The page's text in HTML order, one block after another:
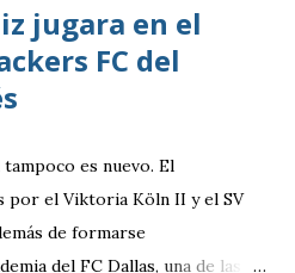
jugara en el
FC del
es nuevo. El
por el Viktoria Köln II y el SV
de formarse
del FC Dallas, una de las